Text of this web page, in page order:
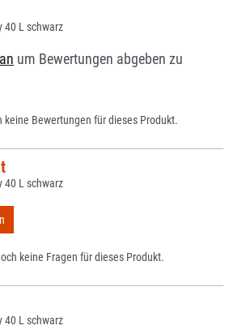
40 L schwarz
um Bewertungen abgeben zu
keine Bewertungen für dieses Produkt.
40 L schwarz
keine Fragen für dieses Produkt.
40 L schwarz